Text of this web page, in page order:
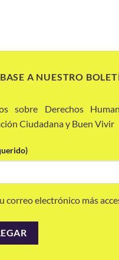
A NUESTRO
sobre Derechos
Ciudadana y Buen Vivir
correo electrónico más